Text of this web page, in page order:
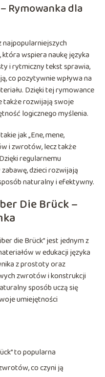
Rymowanka dla
najpopularniejszych
wspiera naukę języka
i rytmiczny tekst sprawia,
co pozytywnie wpływa na
Dzięki tej rymowance
także rozwijają swoje
logicznego myślenia.
jak „Ene, mene,
i zwrotów, lecz także
regularnemu
dzieci rozwijają
naturalny i efektywny.
Die Brück –
die Brück” jest jednym z
w edukacji języka
z prostoty oraz
zwrotów i konstrukcji
sposób uczą się
umiejętności
to popularna
co czyni ją